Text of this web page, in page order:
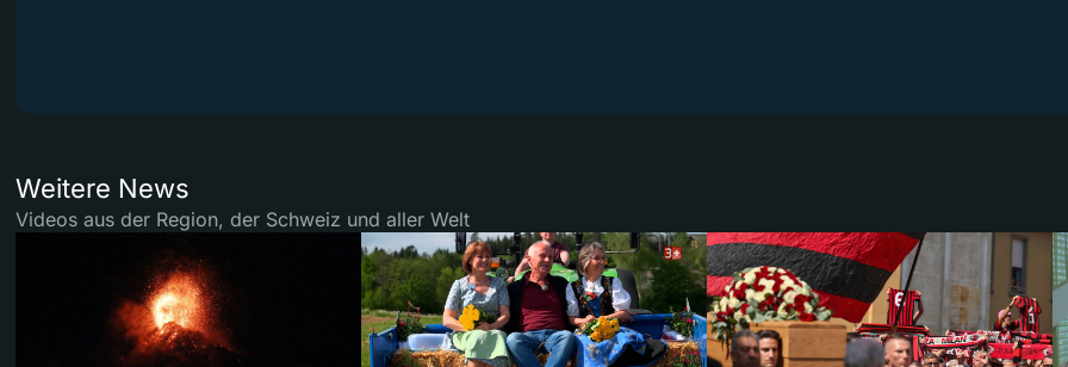
Weitere News
Videos aus der Region, der Schweiz und aller Welt